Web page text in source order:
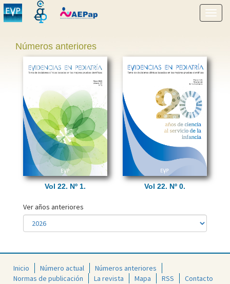
menú
Números anteriores
Vol 22. Nº 1. Vol 22. Nº 0.
Ver años anteriores
Inicio Número actual
Números anteriores
Normas de publicación
La revista Mapa RSS Contacto